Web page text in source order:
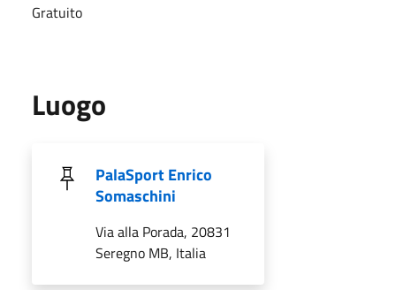
Gratuito
Luogo
PalaSport Enrico
Somaschini
Via alla Porada, 20831
Seregno MB, Italia